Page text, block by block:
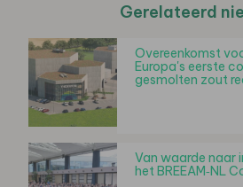
Gerelateerd
Overeenkomst
Europa's eerste
gesmolten zout
Van waarde naar
het BREEAM‑NL